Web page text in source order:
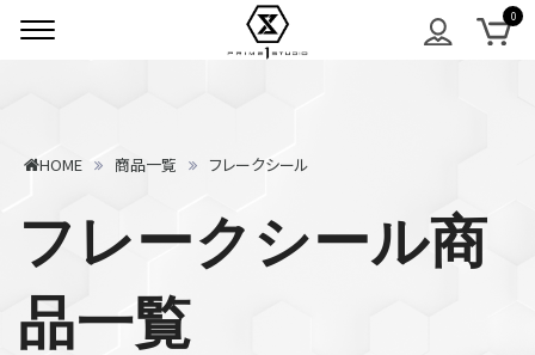
HOME 商品一覧 フレークシール
フレークシール商
品一覧